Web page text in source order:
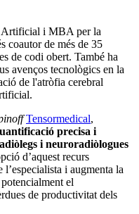
Artificial i MBA per la
coautor de més de 35
de codi obert. També ha
avenços tecnològics en la
de l'atròfia cerebral
Tensormedical,
precisa i
i neuroradiòlogues
d’aquest recurs
i augmenta la
el
de productivitat dels